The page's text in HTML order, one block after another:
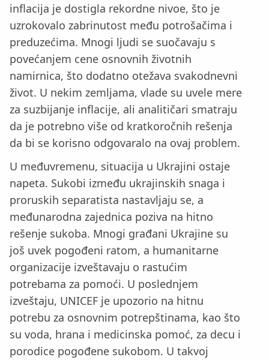
inflacija je dostigla rekordne nivoe, što je
uzrokovalo zabrinutost među potrošačima i
preduzećima. Mnogi ljudi se suočavaju s
povećanjem cene osnovnih životnih
namirnica, što dodatno otežava svakodnevni
život. U nekim zemljama, vlade su uvele mere
za suzbijanje inflacije, ali analitičari smatraju
da je potrebno više od kratkoročnih rešenja
da bi se korisno odgovaralo na ovaj problem.
U međuvremenu, situacija u Ukrajini ostaje
napeta. Sukobi između ukrajinskih snaga i
proruskih separatista nastavljaju se, a
međunarodna zajednica poziva na hitno
rešenje sukoba. Mnogi građani Ukrajine su
još uvek pogođeni ratom, a humanitarne
organizacije izveštavaju o rastućim
potrebama za pomoći. U poslednjem
izveštaju, UNICEF je upozorio na hitnu
potrebu za osnovnim potrepštinama, kao što
su voda, hrana i medicinska pomoć, za decu i
porodice pogođene sukobom. U takvoj